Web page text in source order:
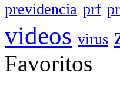
previdencia prf
videos virus
Favoritos